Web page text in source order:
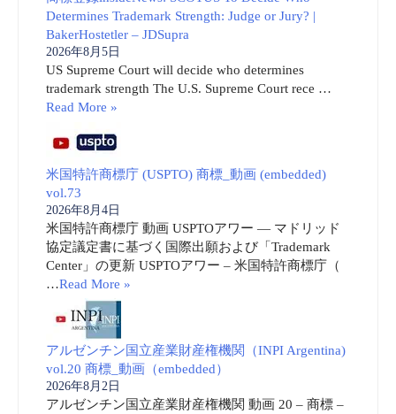
Determines Trademark Strength: Judge or Jury? |
BakerHostetler – JDSupra
2026年8月5日
US Supreme Court will decide who determines
trademark strength The U.S. Supreme Court rece …
Read More »
米国特許商標庁 (USPTO) 商標_動画 (embedded)
vol.73
2026年8月4日
米国特許商標庁 動画 USPTOアワー ― マドリッド
協定議定書に基づく国際出願および「Trademark
Center」の更新 USPTOアワー – 米国特許商標庁（
…Read More »
アルゼンチン国立産業財産権機関（INPI Argentina)
vol.20 商標_動画（embedded）
2026年8月2日
アルゼンチン国立産業財産権機関 動画 20 – 商標 –